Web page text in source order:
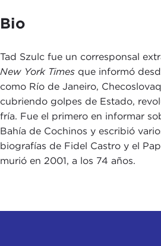
Bio
Tad Szulc fue un corresponsal
New York Times que informó
como Río de Janeiro,
cubriendo golpes de Estado,
fría. Fue el primero en informar
Bahía de Cochinos y escribió
biografías de Fidel Castro y el
murió en 2001, a los 74 años.